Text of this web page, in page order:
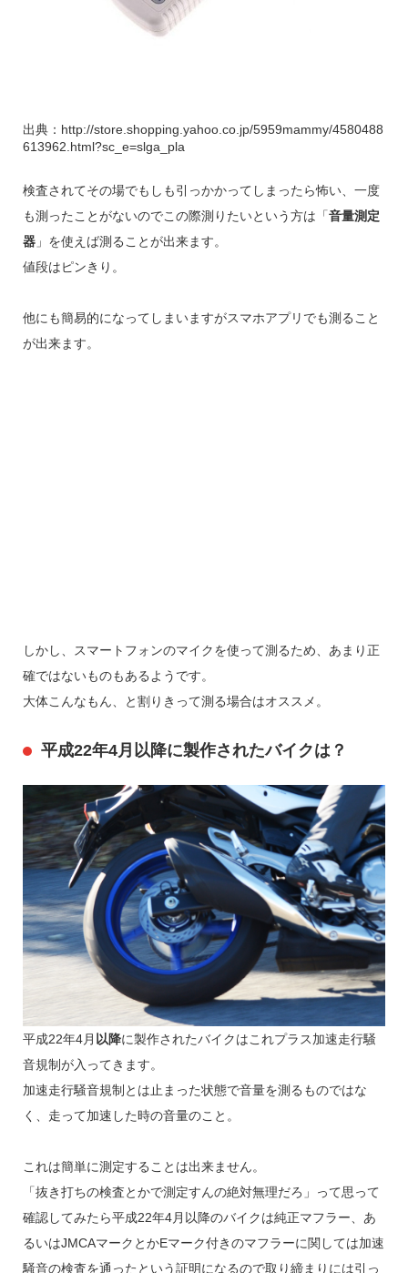
出典：http://store.shopping.yahoo.co.jp/5959mammy/4580488
613962.html?sc_e=slga_pla
検査されてその場でもしも引っかかってしまったら怖い、一度
も測ったことがないのでこの際測りたいという方は「音量測定
器」を使えば測ることが出来ます。
値段はピンきり。
他にも簡易的になってしまいますがスマホアプリでも測ること
が出来ます。
しかし、スマートフォンのマイクを使って測るため、あまり正
確ではないものもあるようです。
大体こんなもん、と割りきって測る場合はオススメ。
平成22年4月以降に製作されたバイクは？
平成22年4月 以降に製作されたバイクはこれプラス加速走行騒
音規制が入ってきます。
加速走行騒音規制とは止まった状態で音量を測るものではな
く、走って加速した時の音量のこと。
これは簡単に測定することは出来ません。
「抜き打ちの検査とかで測定すんの絶対無理だろ」って思って
確認してみたら平成22年4月以降のバイクは純正マフラー、あ
るいはJMCAマークとかEマーク付きのマフラーに関しては加速
騒音の検査を通ったという証明になるので取り締まりには引っ